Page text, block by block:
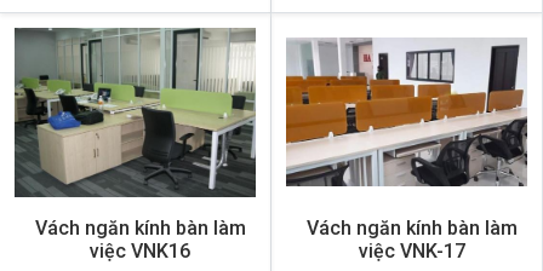
Vách ngăn kính bàn làm
việc VNK16
Vách ngăn kính bàn làm
việc VNK-17